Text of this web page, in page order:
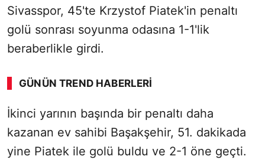
Sivasspor, 45'te Krzystof Piatek'in penaltı
golü sonrası soyunma odasına 1-1'lik
beraberlikle girdi.
GÜNÜN TREND HABERLERI
İkinci yarının başında bir penaltı daha
kazanan ev sahibi Başakşehir, 51. dakikada
yine Piatek ile golü buldu ve 2-1 öne geçti.